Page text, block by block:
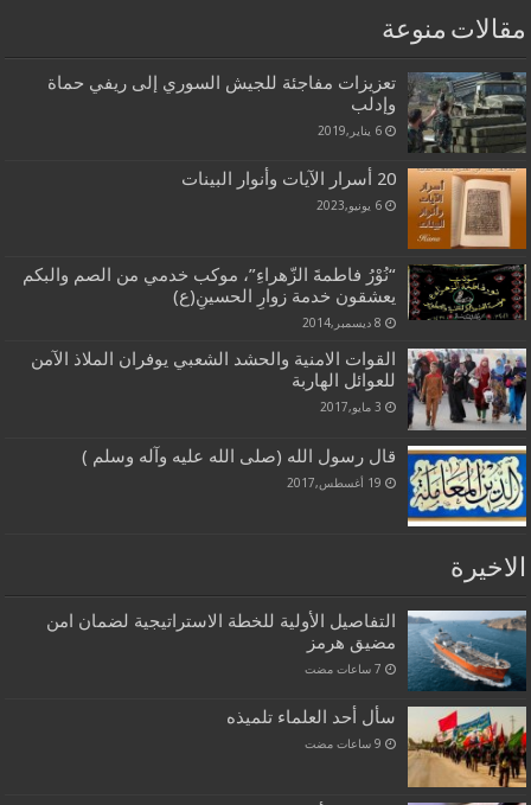
مقالات منوعة
تعزيزات مفاجئة للجيش السوري إلى ريفي حماة
وإدلب
6 يناير,2019
20 أسرار الآيات وأنوار البينات
6 يونيو,2023
“نُوْرُ فاطمةَ الزّهراءِ”، موكب خدمي من الصم والبكم
يعشقون خدمة زوارِ الحسينِ(ع)
8 ديسمبر,2014
القوات الامنية والحشد الشعبي يوفران الملاذ الآمن
للعوائل الهاربة
3 مايو,2017
قال رسول الله (صلى الله عليه وآله وسلم )
19 أغسطس,2017
الاخيرة
التفاصيل الأولية للخطة الاستراتيجية لضمان امن
مضيق هرمز
سأل أحد العلماء تلميذه